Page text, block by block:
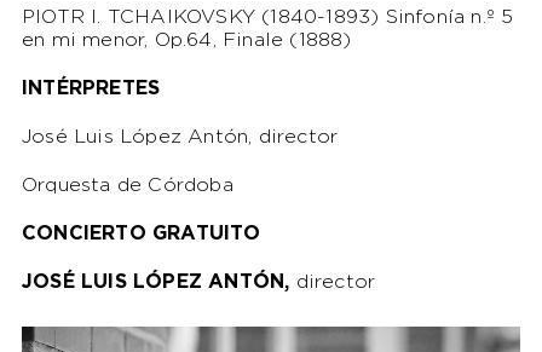
PIOTR I. TCHAIKOVSKY (1840-1893) Sinfonía n.º 5
en mi menor, Op.64, Finale (1888)
INTÉRPRETES
José Luis López Antón, director
Orquesta de Córdoba
CONCIERTO GRATUITO
JOSÉ LUIS LÓPEZ ANTÓN, director